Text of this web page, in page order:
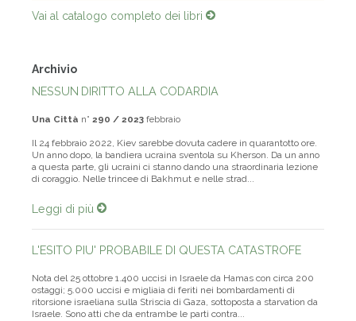
Vai al catalogo completo dei libri
Archivio
NESSUN DIRITTO ALLA CODARDIA
Una Città n° 290 / 2023 febbraio
Il 24 febbraio 2022, Kiev sarebbe dovuta cadere in quarantotto ore.
Un anno dopo, la bandiera ucraina sventola su Kherson. Da un anno
a questa parte, gli ucraini ci stanno dando una straordinaria lezione
di coraggio. Nelle trincee di Bakhmut e nelle strad...
Leggi di più
L'ESITO PIU' PROBABILE DI QUESTA CATASTROFE
Nota del 25 ottobre 1.400 uccisi in Israele da Hamas con circa 200
ostaggi; 5.000 uccisi e migliaia di feriti nei bombardamenti di
ritorsione israeliana sulla Striscia di Gaza, sottoposta a starvation da
Israele. Sono atti che da entrambe le parti contra...